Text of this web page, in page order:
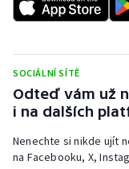
SOCIÁLNÍ SÍTĚ
Odteď vám už
i na dalších
Nenechte si nikde ujít
na Facebooku, X,